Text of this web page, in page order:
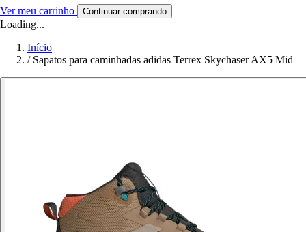
Ver meu carrinho Continuar comprando
Loading...
Início
/ Sapatos para caminhadas adidas Terrex Skychaser AX5 Mid